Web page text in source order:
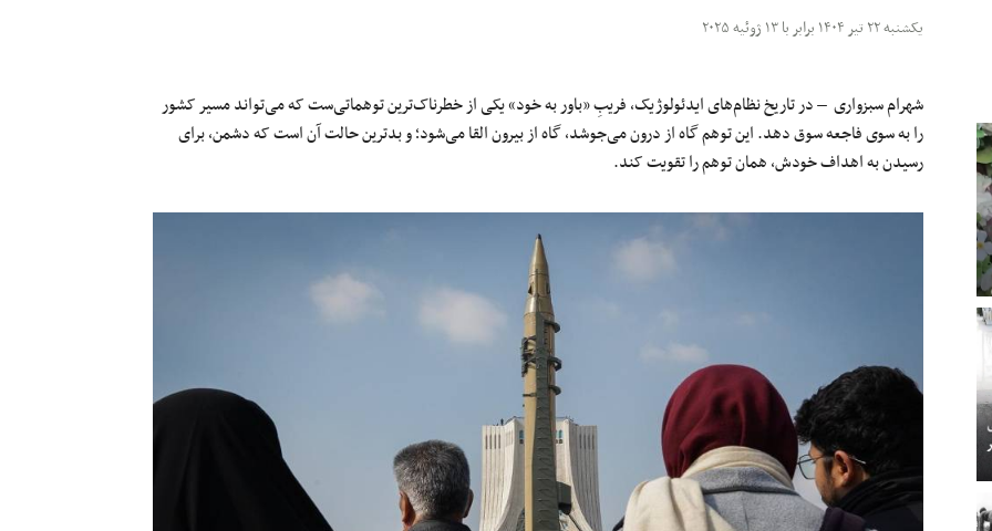
یکشنبه ۲۲ تیر ۱۴۰۴ برابر با ۱۳ ژوئیه ۲۰۲۵
شهرام سبزواری – در تاریخ نظام‌های ایدئولوژیک، فریبِ «باور به خود» یکی از خطرناک‌ترین توهماتی‌ست که می‌تواند مسیر کشور
را به سوی فاجعه سوق دهد. این توهم گاه از درون می‌جوشد، گاه از بیرون القا می‌شود؛ و بدترین حالت آن است که دشمن، برای
رسیدن به اهداف خودش، همان توهم را تقویت کند.